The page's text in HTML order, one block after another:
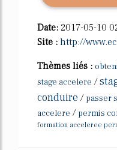
Date: 2017-05-10
Site : http://
Thèmes liés :
stage accelere /
conduire / passer
accelere / permis
formation acceleree